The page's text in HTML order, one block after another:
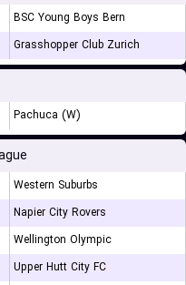
BSC Young Boys Bern
Grasshopper Club Zurich
Pachuca (W)
Western Suburbs
Napier City Rovers
Wellington Olympic
Upper Hutt City FC